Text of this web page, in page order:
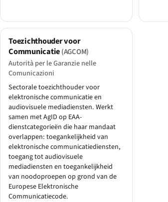
Toezichthouder voor
Communicatie(AGCOM)
Autorità per le Garanzie nelle
Comunicazioni
Sectorale toezichthouder voor
elektronische communicatie en
audiovisuele mediadiensten. Werkt
samen met AgID op EAA-
dienstcategorieën die haar mandaat
overlappen: toegankelijkheid van
elektronische communicatiediensten,
toegang tot audiovisuele
mediadiensten en toegankelijkheid
van noodoproepen op grond van de
Europese Elektronische
Communicatiecode.